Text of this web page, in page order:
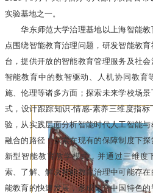
实验基地之一。
华东师范大学治理基地以上海智能教
点围绕智能教育治理问题，研发智能教
台，提供开放的智能教育管理服务及社
智能教育中的数智驱动、人机协同教育
施、伦理等诸多方面；探索未来学校场
式，设计跟踪知识-情感-素养三维度指
验，从实践层面分析智能时代人工智能
融合的路径，探索在现有的保障制度下
新型智能教育教学模式，并通过三维度
索、了解、解决智能教育治理中可能存
能教育的快速发展，形成契合中国特色